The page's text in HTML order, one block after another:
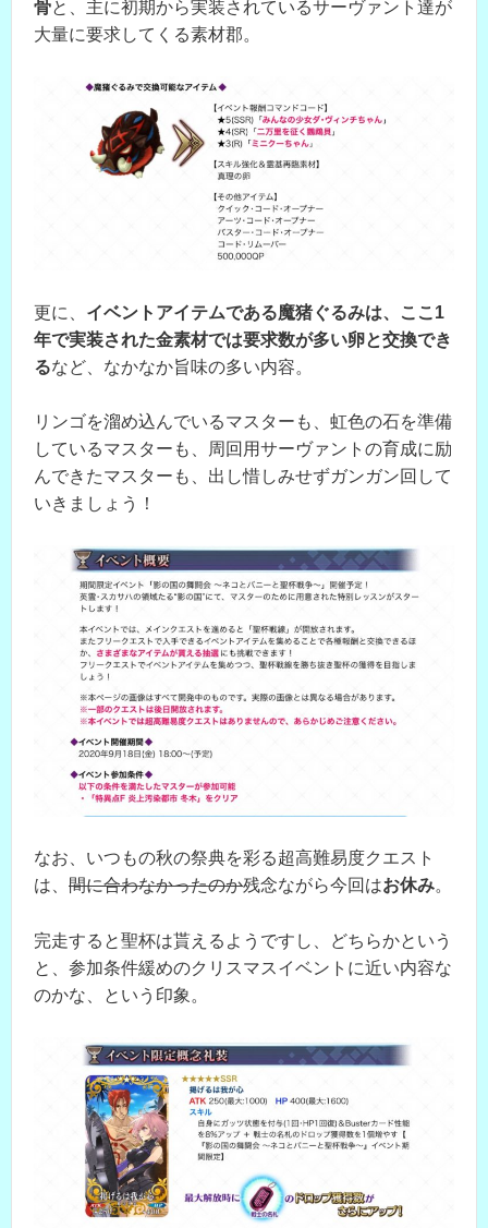
骨と、主に初期から実装されているサーヴァント達が
大量に要求してくる素材郡。
更に、 イベントアイテムである魔猪ぐるみは、ここ1
年で実装された金素材では要求数が多い卵と交換でき
るなど、なかなか旨味の多い内容。
リンゴを溜め込んでいるマスターも、虹色の石を準備
しているマスターも、周回用サーヴァントの育成に励
んできたマスターも、出し惜しみせずガンガン回して
いきましょう！
なお、いつもの秋の祭典を彩る超高難易度クエスト
は、 間に合わなかったのか残念ながら今回はお休み。
完走すると聖杯は貰えるようですし、どちらかという
と、参加条件緩めのクリスマスイベントに近い内容な
のかな、という印象。